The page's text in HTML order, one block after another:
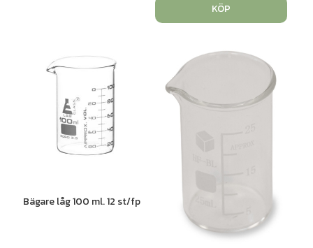
KÖP
Bägare låg 100 ml. 12 st/fp